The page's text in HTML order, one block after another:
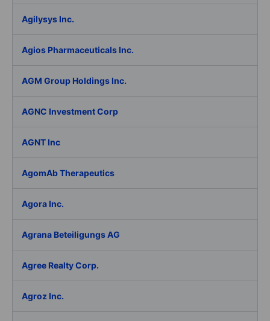
Agilysys Inc.
Agios Pharmaceuticals Inc.
AGM Group Holdings Inc.
AGNC Investment Corp
AGNT Inc
AgomAb Therapeutics
Agora Inc.
Agrana Beteiligungs AG
Agree Realty Corp.
Agroz Inc.